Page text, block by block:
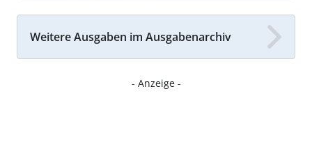
Weitere Ausgaben im Ausgabenarchiv
- Anzeige -